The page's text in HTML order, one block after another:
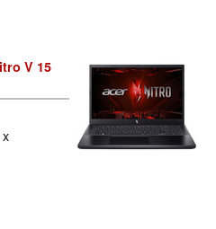
V 15